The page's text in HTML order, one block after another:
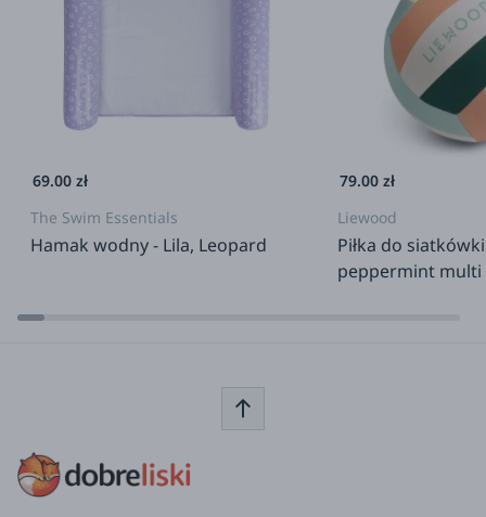
69.00 zł
The Swim Essentials
Hamak wodny - Lila, Leopard
79.00 zł
Liewood
Piłka do
peppermint multi